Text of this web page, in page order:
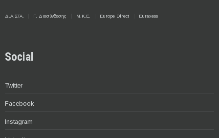
Δ.Α.ΣΤΑ. Γ. Διασύνδεσης Μ.Κ.Ε. Europe Direct Euraxess
Social
Twitter
Facebook
Instagram